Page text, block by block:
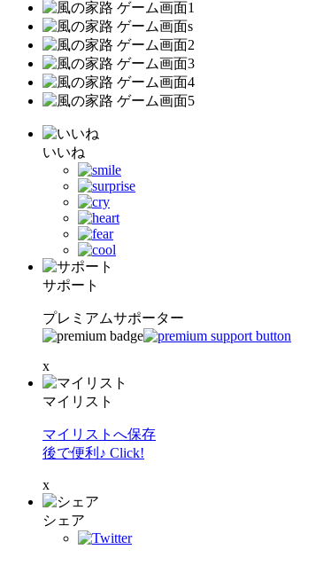
いいね
サポート
プレミアムサポーター
x
マイリスト
マイリストへ保存
後で便利♪ Click!
x
シェア